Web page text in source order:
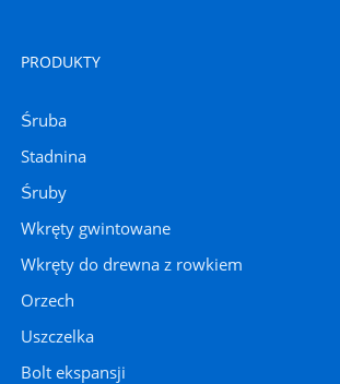
PRODUKTY
Śruba
Stadnina
Śruby
Wkręty gwintowane
Wkręty do drewna z rowkiem
Orzech
Uszczelka
Bolt ekspansji